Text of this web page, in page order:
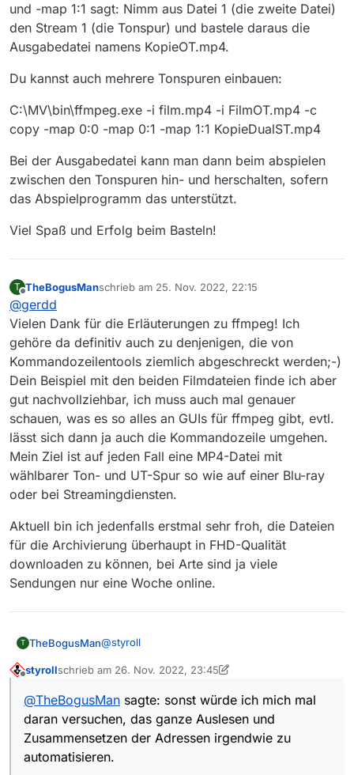
und -map 1:1 sagt: Nimm aus Datei 1 (die zweite Datei)
den Stream 1 (die Tonspur) und bastele daraus die
Ausgabedatei namens KopieOT.mp4.
Du kannst auch mehrere Tonspuren einbauen:
C:\MV\bin\ffmpeg.exe -i film.mp4 -i FilmOT.mp4 -c
copy -map 0:0 -map 0:1 -map 1:1 KopieDualST.mp4
Bei der Ausgabedatei kann man dann beim abspielen
zwischen den Tonspuren hin- und herschalten, sofern
das Abspielprogramm das unterstützt.
Viel Spaß und Erfolg beim Basteln!
T
Offline
TheBogusManschrieb am 25. Nov. 2022, 22:15
zuletzt editiert von
@gerdd
Vielen Dank für die Erläuterungen zu ffmpeg! Ich
gehöre da definitiv auch zu denjenigen, die von
Kommandozeilentools ziemlich abgeschreckt werden;-)
Dein Beispiel mit den beiden Filmdateien finde ich aber
gut nachvollziehbar, ich muss auch mal genauer
schauen, was es so alles an GUIs für ffmpeg gibt, evtl.
lässt sich dann ja auch die Kommandozeile umgehen.
Mein Ziel ist auf jeden Fall eine MP4-Datei mit
wählbarer Ton- und UT-Spur so wie auf einer Blu-ray
oder bei Streamingdiensten.
Aktuell bin ich jedenfalls erstmal sehr froh, die Dateien
für die Archivierung überhaupt in FHD-Qualität
downloaden zu können, bei Arte sind ja viele
Sendungen nur eine Woche online.
T TheBogusMan@styroll
Danke für die Antwort und den Link mit der
Spuren. JDownloader und Vavideo hatte ich
auch schon probiert und mit dem Video
DownloadHelper bekam ich zwar den 1080p-
Stream, aber keine Tonspuren dazu.
Das ist ja im Prinzip ja sogar viel praktischer so,
dann kann man sich seine eigene Bild-, Ton-
und UT-Kombination erstellen; das hat mich
bisher immer genervt, dass ich den Film
zweimal runterladen musste, wenn ich die
Leider habe ich null Programmierkenntnisse,
sonst würde ich mich mal daran versuchen, das
ganze Auslesen und Zusammensetzen der
styrollschrieb am 26. Nov. 2022, 23:45
zuletzt editiert von styroll
@TheBogusMan sagte: sonst würde ich mich mal
daran versuchen, das ganze Auslesen und
Zusammensetzen der Adressen irgendwie zu
automatisieren.